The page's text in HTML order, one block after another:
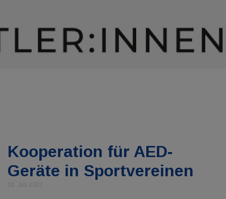
Kooperation für AED-
Geräte in Sportvereinen